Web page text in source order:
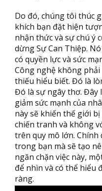
Do đó, chúng tôi thúc
khích bạn đặt hiện
nhận thức và sự chú ý
dừng Sự Can Thiệp.
có quyền lực và sức
Công nghệ không
thiếu hiểu biết. Đó là
Đó là sự ngây thơ. Đây
giảm sức mạnh của
này sẽ khiến thế giới
chiến tranh và không
trên quy mô lớn. Chính
trong bạn mà sẽ tạo
ngăn chặn việc này,
để nhìn và có thể hiểu
ràng.